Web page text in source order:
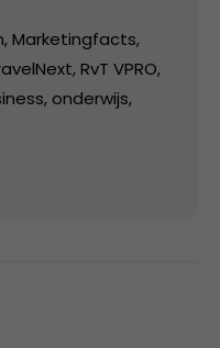
Marketingfacts,
RvT VPRO,
onderwijs,